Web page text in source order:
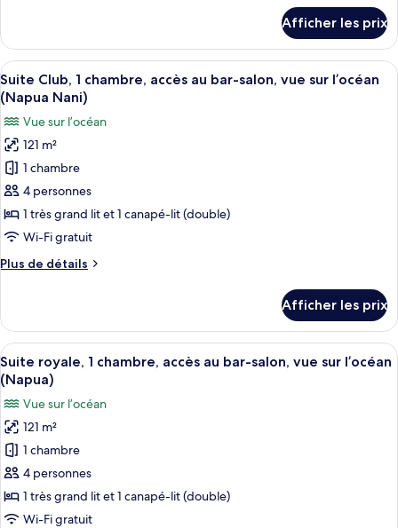
au
bar-
salon,
vue
sur
le
jardin
(Napua)
Chambre
Club,
accès
au
bar-
salon,
vue
sur
le
jardin
Afficher les prix
Afficher
toutes
les
photos
pour
ce
type
de
chambre :
Club,
accès
au
bar-
salon,
vue
sur
l’océan
(Napua
Nani)
Une chambre d’hôtel avec un
4
Suite Club, 1 chambre, accès au bar-salon, vue sur l’océan
(Napua Nani)
Vue sur l’océan
121 m²
1 chambre
4 personnes
1 très grand lit et 1 canapé-lit (double)
Wi-Fi gratuit
Plus de détails
Plus
Suite
Club,
1
chambre,
accès
au
bar-
salon,
vue
sur
(Napua
Nani)
Afficher les prix
Afficher
toutes
les
photos
pour
ce
type
de
chambre :
Un salon spacieux avec un grand
3
Suite royale, 1 chambre, accès au bar-salon, vue sur l’océan
(Napua)
Vue sur l’océan
121 m²
1 chambre
4 personnes
1 très grand lit et 1 canapé-lit (double)
Wi-Fi gratuit